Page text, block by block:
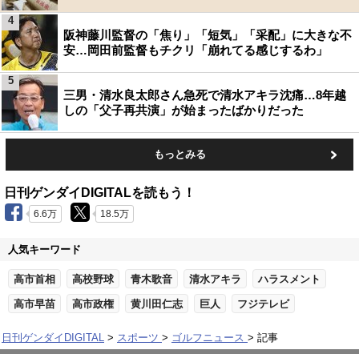
阪神藤川監督の「焦り」「短気」「采配」に大きな不
安…岡田前監督もチクリ「崩れてる感じするわ」
4
三男・清水良太郎さん急死で清水アキラ沈痛…8年越
しの「父子再共演」が始まったばかりだった
5
もっとみる
日刊ゲンダイDIGITALを読もう！
6.6万 18.5万
人気キーワード
高市首相 高校野球 青木歌音 清水アキラ ハラスメント
高市早苗 高市政権 黄川田仁志 巨人 フジテレビ
日刊ゲンダイDIGITAL スポーツ ゴルフニュース 記事